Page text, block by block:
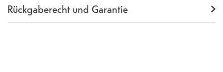
Rückgaberecht und Garantie
Garantie
24 Monate